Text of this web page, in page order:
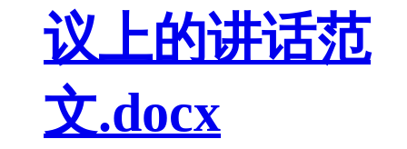
议上的讲话范
文.docx